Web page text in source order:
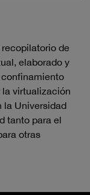
de
elaborado y
la virtualización
la Universidad
tanto para el
otras